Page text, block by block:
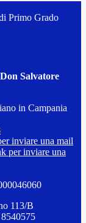
Primo Grado
Salvatore
in Campania
inviare una mail
per inviare una
113/B